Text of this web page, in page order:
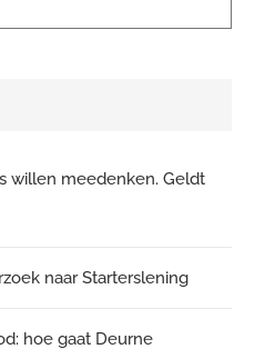
willen meedenken. Geldt
naar Starterslening
hoe gaat Deurne